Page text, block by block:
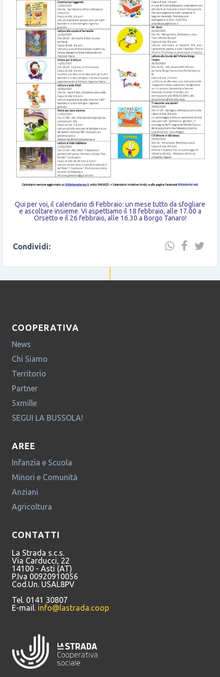
Qui per voi, il calendario di Febbraio: un mese tutto da sfogliare
e ascoltare insieme. Vi aspettiamo il 18 febbraio, alle 17.00 a
Orsetto e il 26 febbraio, alle 16.30 a Borgo Tanaro!
Condividi:
COOPERATIVA
News
Chi Siamo
Territorio
Partner
5xmille
SEGUI LA BUSSOLA!
AREE
Infanzia e Scuola
Minori e Comunità
Anziani
Agricoltura
CONTATTI
La Strada s.c.s.
Via Carducci, 22
14100 - Asti (AT)
P.Iva 00920910056
Cod.Un. USAL8PV
Tel. 0141 30807
E-mail. info@lastrada.coop